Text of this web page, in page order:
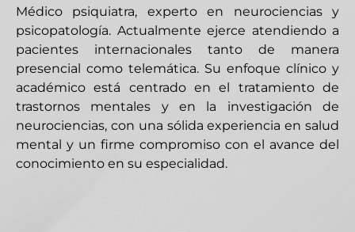
Médico psiquiatra, experto en neurociencias y
psicopatología. Actualmente ejerce atendiendo a
pacientes internacionales tanto de manera
presencial como telemática. Su enfoque clínico y
académico está centrado en el tratamiento de
trastornos mentales y en la investigación de
neurociencias, con una sólida experiencia en salud
mental y un firme compromiso con el avance del
conocimiento en su especialidad.